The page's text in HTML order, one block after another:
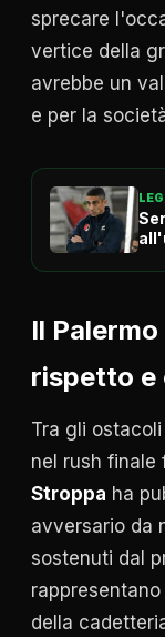
sprecare
vertice della
avrebbe un
e per la
Il
rispetto
Tra gli ostacoli
nel rush finale
Stroppa ha
avversario da
sostenuti dal
della